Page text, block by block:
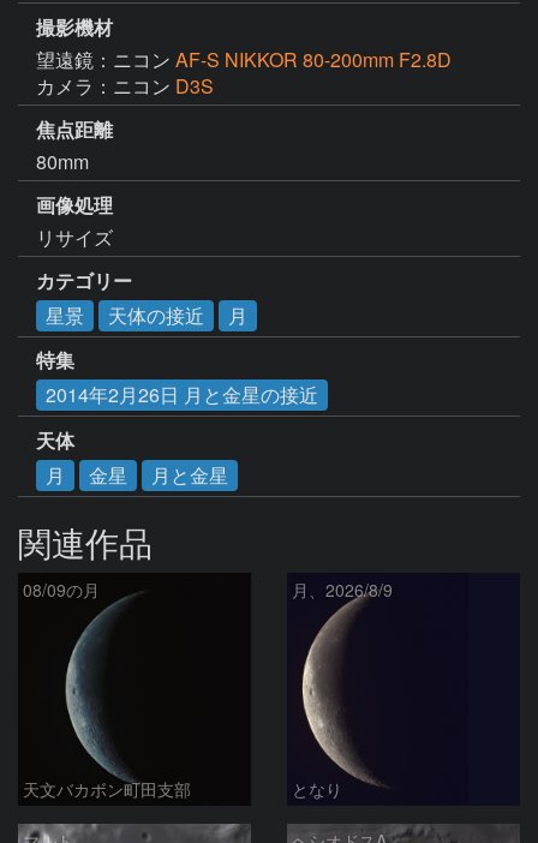
撮影機材
望遠鏡：ニコン AF-S NIKKOR 80-200mm F2.8D
カメラ：ニコン D3S
焦点距離
80mm
画像処理
リサイズ
カテゴリー
星景
天体の接近
月
特集
2014年2月26日 月と金星の接近
天体
月
金星 月と金星
関連作品
08/09の月
天文バカボン町田支部
月、2026/8/9
となり